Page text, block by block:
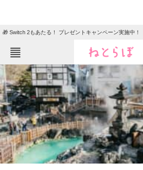
🎁 Switch 2もあたる！ プレゼントキャンペーン実施中！
ねとらぼメニュー
TOP ニュース
エンタメ クイズ
グルメ 地域
住まい 教育・育児
動物 リサーチ